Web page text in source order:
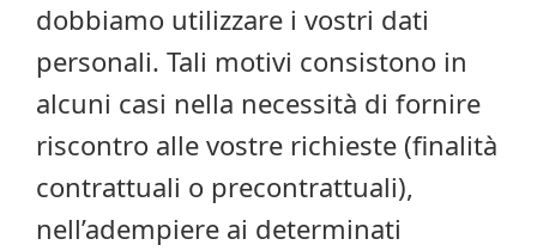
dobbiamo utilizzare i vostri dati
personali. Tali motivi consistono in
alcuni casi nella necessità di fornire
riscontro alle vostre richieste (finalità
contrattuali o precontrattuali),
nell’adempiere ai determinati